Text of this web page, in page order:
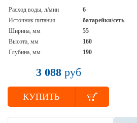
Расход воды, л/мин
6
Источник питания
батарейки/сеть
Ширина, мм
55
Высота, мм
160
Глубина, мм
190
3 088руб
КУПИТЬ